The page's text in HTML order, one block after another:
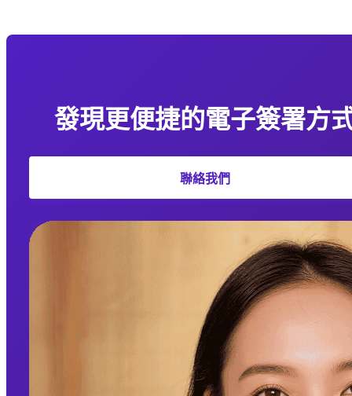
發現更便捷的電子簽署方
聯絡我們